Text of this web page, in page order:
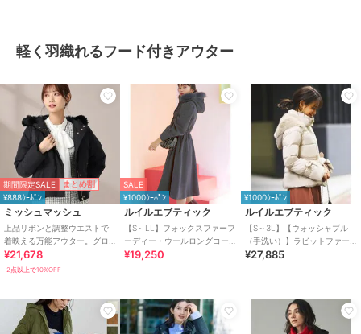
軽く羽織れるフード付きアウター
期間限定SALE まとめ割
¥888ｸｰﾎﾟﾝ
ミッシュマッシュ
上品リボンと調整ウエストで
着映える万能アウター。グロ
グランリボンフードショート
ダウン
¥21,678
2点以上で10%OFF
SALE
¥1000ｸｰﾎﾟﾝ
ルイルエブティック
【S～LL】フォックスファーフ
ーディー・ウールロングコー
ト
¥19,250
¥1000ｸｰﾎﾟﾝ
ルイルエブティック
【S～3L】【ウォッシャブル
（手洗い）】ラビットファー
フードショートダウンジャケ
¥27,885